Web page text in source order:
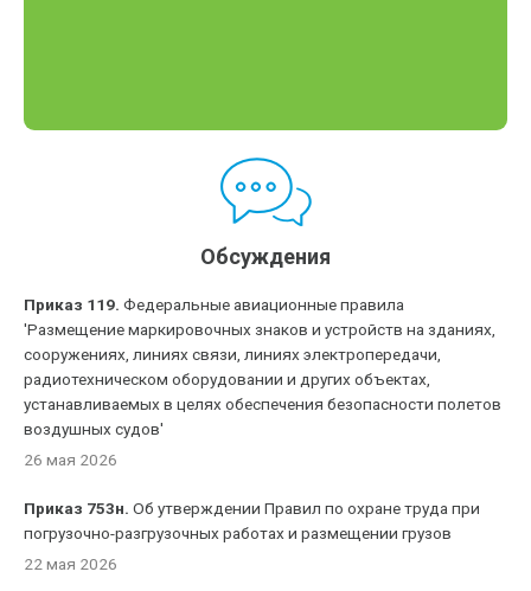
Обсуждения
Приказ 119. Федеральные авиационные правила
'Размещение маркировочных знаков и устройств на зданиях,
сооружениях, линиях связи, линиях электропередачи,
радиотехническом оборудовании и других объектах,
устанавливаемых в целях обеспечения безопасности полетов
воздушных судов'
26 мая 2026
Приказ 753н. Об утверждении Правил по охране труда при
погрузочно-разгрузочных работах и размещении грузов
22 мая 2026